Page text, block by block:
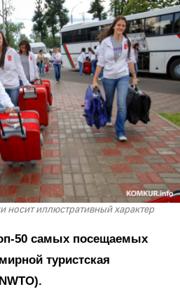
носит иллюстративный характер
50 самых посещаемых
туристская